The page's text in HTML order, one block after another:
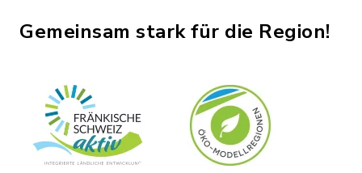
Gemeinsam stark für die Region!